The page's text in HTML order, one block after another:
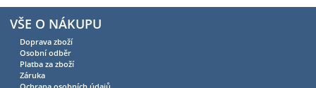
VŠE O NÁKUPU
Doprava zboží
Osobní odběr
Platba za zboží
Záruka